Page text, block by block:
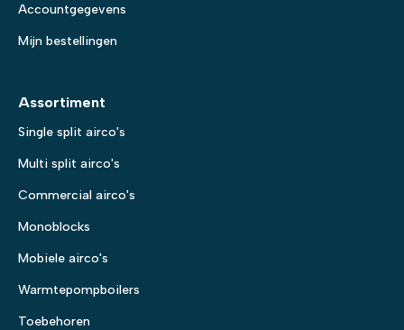
Accountgegevens
Mijn bestellingen
Assortiment
Single split airco's
Multi split airco's
Commercial airco's
Monoblocks
Mobiele airco's
Warmtepompboilers
Toebehoren